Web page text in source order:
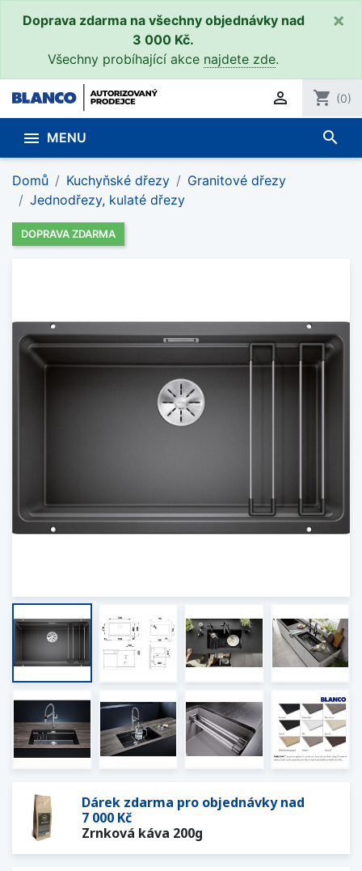
Doprava zdarma na všechny objednávky nad
3 000 Kč.
Všechny probíhající akce najdete zde.
×
 shopping_cart (0)
 MENU search
Domů Kuchyňské dřezy
Granitové dřezy
Jednodřezy, kulaté dřezy
DOPRAVA ZDARMA
Dárek zdarma pro objednávky nad
7 000 Kč
Zrnková káva 200g